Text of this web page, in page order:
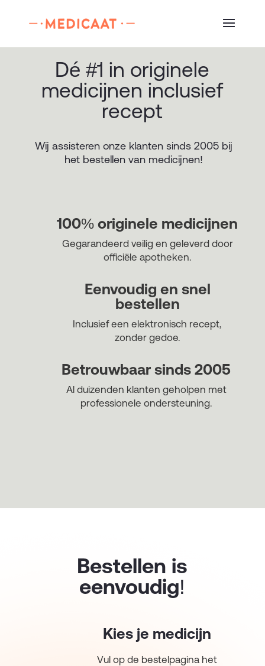
Dé #1 in originele
medicijnen inclusief
recept
Wij assisteren onze klanten sinds 2005 bij
het bestellen van medicijnen!
100% originele medicijnen
Gegarandeerd veilig en geleverd door
officiële apotheken.
Eenvoudig en snel
bestellen
Inclusief een elektronisch recept,
zonder gedoe.
Betrouwbaar sinds 2005
Al duizenden klanten geholpen met
professionele ondersteuning.
Bestellen is
eenvoudig!
Kies je medicijn
Vul op de bestelpagina het